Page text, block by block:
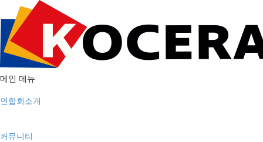
메인 메뉴
연합회소개
커뮤니티